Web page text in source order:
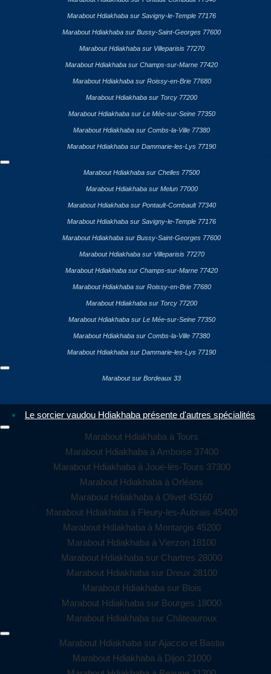
Marabout Hdiakhaba sur Savigny-le-Temple 77176
Marabout Hdiakhaba sur Bussy-Saint-Georges 77600
Marabout Hdiakhaba sur Villeparisis 77270
Marabout Hdiakhaba sur Champs-sur-Marne 77420
Marabout Hdiakhaba sur Roissy-en-Brie 77680
Marabout Hdiakhaba sur Torcy 77200
Marabout Hdiakhaba sur Le Mée-sur-Seine 77350
Marabout Hdiakhaba sur Combs-la-Ville 77380
Marabout Hdiakhaba sur Dammarie-les-Lys 77190
Marabout Hdiakhaba sur Chelles 77500
Marabout Hdiakhaba sur Melun 77000
Marabout Hdiakhaba sur Pontault-Combault 77340
Marabout Hdiakhaba sur Savigny-le-Temple 77176
Marabout Hdiakhaba sur Bussy-Saint-Georges 77600
Marabout Hdiakhaba sur Villeparisis 77270
Marabout Hdiakhaba sur Champs-sur-Marne 77420
Marabout Hdiakhaba sur Roissy-en-Brie 77680
Marabout Hdiakhaba sur Torcy 77200
Marabout Hdiakhaba sur Le Mée-sur-Seine 77350
Marabout Hdiakhaba sur Combs-la-Ville 77380
Marabout Hdiakhaba sur Dammarie-les-Lys 77190
Marabout sur Bordeaux 33
Le sorcier vaudou Hdiakhaba présente d'autres spécialités
Marabout Hdiakhaba à Tours
Marabout Hdiakhaba à Amboise 37400
Marabout Hdiakhaba à Joué-lès-Tours 37300
Marabout Hdiakhaba à Orléans
Marabout Hdiakhaba à Olivet 45160
Marabout Hdiakhaba à Fleury-les-Aubrais 45400
Marabout Hdiakhaba à Montargis 45200
Marabout Hdiakhaba à Vierzon 18100
Marabout Hdiakhaba sur Chartres 28000
Marabout Hdiakhaba sur Dreux 28100
Marabout Hdiakhaba sur Blois
Marabout Hdiakhaba sur Bourges 18000
Marabout Hdiakhaba sur Châteauroux
Marabout Hdiakhaba sur Ajaccio et Bastia
Marabout Hdiakhaba à Dijon 21000